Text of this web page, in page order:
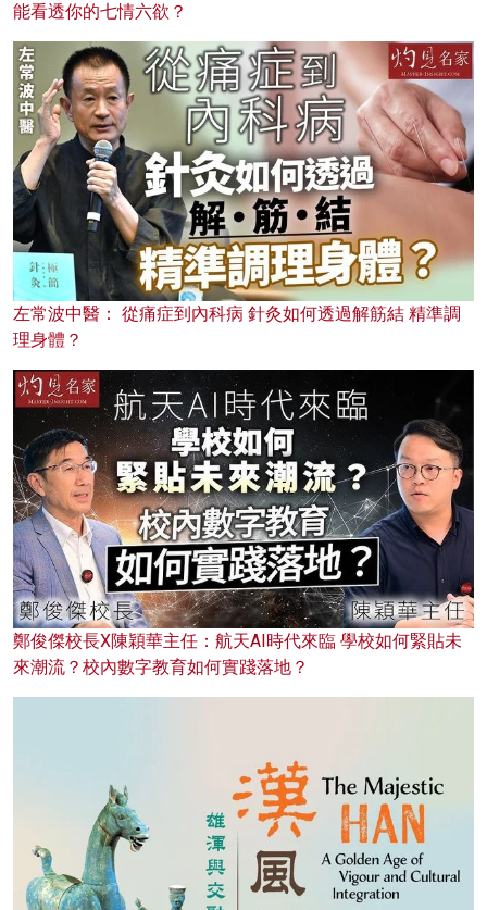
能看透你的七情六欲？
左常波中醫： 從痛症到內科病 針灸如何透過解筋結 精準調
理身體？
鄭俊傑校長X陳穎華主任：航天AI時代來臨 學校如何緊貼未
來潮流？校內數字教育如何實踐落地？